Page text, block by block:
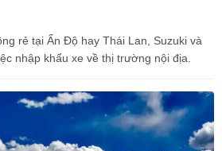
rẻ tại Ấn Độ hay Thái Lan, Suzuki và
nhập khẩu xe về thị trường nội địa.